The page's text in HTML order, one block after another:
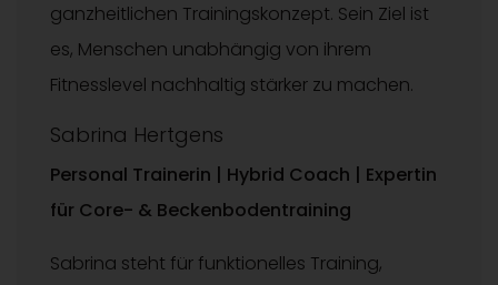
ganzheitlichen Trainingskonzept. Sein Ziel ist
es, Menschen unabhängig von ihrem
Fitnesslevel nachhaltig stärker zu machen.
Sabrina Hertgens
Personal Trainerin | Hybrid Coach | Expertin
für Core- & Beckenbodentraining
Sabrina steht für funktionelles Training,